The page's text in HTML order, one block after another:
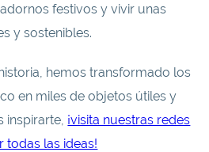
festivos y vivir unas
y sostenibles.
hemos transformado los
en miles de objetos útiles y
inspirarte, ¡visita nuestras redes
todas las ideas!